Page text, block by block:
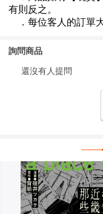
詢問商品
還沒有人提問